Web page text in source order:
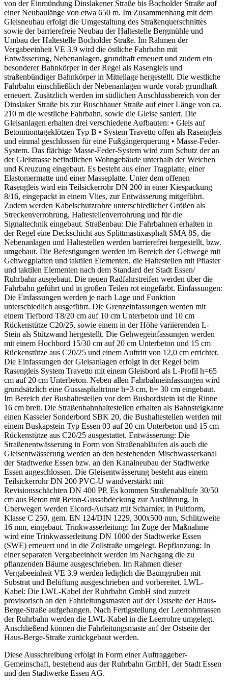
von der Einmündung Dinslakener Straße bis Bocholder Straße auf
einer Neubaulänge von etwa 650 m. Im Zusammenhang mit dem
Gleisneubau erfolgt die Umgestaltung des Straßenquerschnittes
sowie der barrierefreie Neubau der Haltestelle Bergmühle und
Umbau der Haltestelle Bocholder Straße. Im Rahmen der
Vergabeeinheit VE 3.9 wird die östliche Fahrbahn mit
Entwässerung, Nebenanlagen, grundhaft erneuert und zudem ein
besonderer Bahnkörper in der Regel als Rasengleis und
straßenbündiger Bahnkörper in Mittellage hergestellt. Die westliche
Fahrbahn einschließlich der Nebenanlagen wurde vorab grundhaft
erneuert. Zusätzlich werden im südlichen Anschlussbereich von der
Dinslaker Straße bis zur Buschhauer Straße auf einer Länge von ca.
210 m die westliche Fahrbahn, sowie die Gleise saniert. Die
Gleisanlagen erhalten drei verschiedene Aufbauten: • Gleis auf
Betonmontageklötzen Typ B • System Travetto offen als Rasengleis
und einmal geschlossen für eine Fußgängerquerung • Masse-Feder-
System. Das flächige Masse-Feder-System wird zum Schutz der an
der Gleistrasse befindlichen Wohngebäude unterhalb der Weichen
und Kreuzung eingebaut. Es besteht aus einer Tragplatte, einer
Elastomermatte und einer Masseplatte. Unter dem offenen
Rasengleis wird ein Teilsickerrohr DN 200 in einer Kiespackung
8/16, eingepackt in einem Vlies, zur Entwässerung mitgeführt.
Zudem werden Kabelschutzrohre unterschiedlicher Größen als
Streckenverrohrung, Haltestellenverrohrung und für die
Signaltechnik eingebaut. Straßenbau: Die Fahrbahnen erhalten in
der Regel eine Deckschicht aus Splittmastixasphalt SMA 8S, die
Nebenanlagen und Haltestellen werden barrierefrei hergestellt, bzw.
umgebaut. Die Befestigungen werden im Bereich der Gehwege mit
Gehwegplatten und taktilen Elementen, die Haltestellen mit Pflaster
und taktilen Elementen nach dem Standard der Stadt Essen/
Ruhrbahn ausgebaut. Die neuen Radfahrstreifen werden über die
Fahrbahn geführt und in großen Teilen rot eingefärbt. Einfassungen:
Die Einfassungen werden je nach Lage und Funktion
unterschiedlich ausgeführt. Die Grenzeinfassungen werden mit
einem Tiefbord T8/20 cm auf 10 cm Unterbeton und 10 cm
Rückenstütze C20/25, sowie einem in der Höhe variierenden L-
Stein als Stützwand hergestellt. Die Gehwegeinfassungen werden
mit einem Hochbord 15/30 cm auf 20 cm Unterbeton und 15 cm
Rückenstütze aus C20/25 und einem Auftritt von 12,0 cm errichtet.
Die Einfassungen der Gleisanlagen erfolgt in der Regel beim
Rasengleis System Travetto mit einem Gleisbord als L-Profil h=65
cm auf 20 cm Unterbeton. Neben allen Fahrbahneinfassungen wird
grundsätzlich eine Gussasphaltrinne h=3 cm, b= 30 cm eingebaut.
Im Bereich der Bushaltestellen vor dem Busbordstein ist die Rinne
16 cm breit. Die Straßenbahnhaltestellen erhalten als Bahnsteigkante
einen Kasseler Sonderbord SBK 20, die Bushaltestellen werden mit
einem Buskapstein Typ Essen 03 auf 20 cm Unterbeton und 15 cm
Rückenstütze aus C20/25 ausgestattet. Entwässerung: Die
Straßenentwässerung in Form von Straßenabläufen als auch die
Gleisentwässerung werden an den bestehenden Mischwasserkanal
der Stadtwerke Essen bzw. an den Kanalneubau der Stadtwerke
Essen angeschlossen. Die Gleisentwässerung besteht aus einem
Teilsickerrohr DN 200 PVC-U wandverstärkt mit
Revisionsschächten DN 400 PP. Es kommen Straßenabläufe 30/50
cm aus Beton mit Beton-Gussabdeckung zur Ausführung. In
Überwegen werden Elcord-Aufsatz mit Scharnier, in Pultform,
Klasse C 250, gem. EN 124/DIN 1229, 300x500 mm, Schlitzweite
16 mm, eingebaut. Trinkwasserleitung: Im Zuge der Maßnahme
wird eine Trinkwasserleitung DN 1000 der Stadtwerke Essen
(SWE) erneuert und in die Zollstraße umgelegt. Bepflanzung: In
einer separaten Vergabeeinheit werden im Nachgang die zu
pflanzenden Bäume ausgeschrieben. Im Rahmen dieser
Vergabeeinheit VE 3.9 werden lediglich die Baumgruben mit
Substrat und Belüftung ausgeschrieben und vorbereitet. LWL-
Kabel: Die LWL-Kabel der Ruhrbahn GmbH sind zurzeit
provisorisch an den Fahrleitungsmasten auf der Ostseite der Haus-
Berge-Straße aufgehangen. Nach Fertigstellung der Leerrohrtrassen
der Ruhrbahn werden die LWL-Kabel in die Leerrohre umgelegt.
Anschließend können die Fahrleitungsmaste auf der Ostseite der
Haus-Berge-Straße zurückgebaut werden.
Diese Ausschreibung erfolgt in Form einer Auftraggeber-
Gemeinschaft, bestehend aus der Ruhrbahn GmbH, der Stadt Essen
und den Stadtwerke Essen AG.